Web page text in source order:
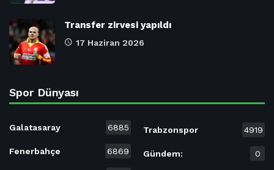
Transfer zirvesi yapıldı
17 Haziran 2026
Spor Dünyası
Galatasaray 6885
Fenerbahçe 6869
Trabzonspor 4919
Gündem: 0